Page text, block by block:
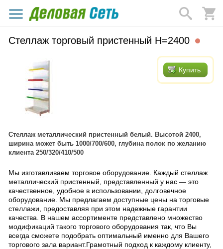
Стеллаж торговый пристенный Н=2400
Купить
Стеллаж металлический пристенный белый. Высотой 2400,
ширина может быть 1000/700/600, глубина полок по желанию
клиента 250/320/410/500
Мы изготавливаем торговое оборудование. Каждый стеллаж
металлический пристенный, представленный у нас — это
качественное, удобное в использовании, долговечное
оборудование. Мы предлагаем доступные цены на торговые
стеллажи, предоставляя при этом надежные гарантии
качества. В нашем ассортименте представлено множество
модификаций такого торгового оборудования так, что Вы
всегда сможете подобрать оптимальный именно для Вашего
торгового зала вариант.Грамотный подход к каждому клиенту,